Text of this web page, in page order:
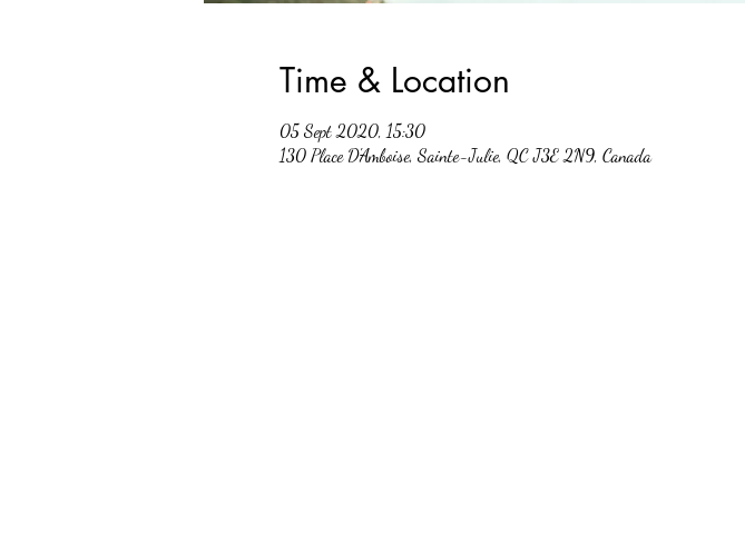
Time & Location
05 Sept 2020, 15:30
130 Place D'Amboise, Sainte-Julie, QC J3E 2N9, Canada